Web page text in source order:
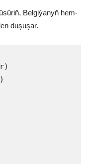
Belgiýanyň hem-
duşuşar.